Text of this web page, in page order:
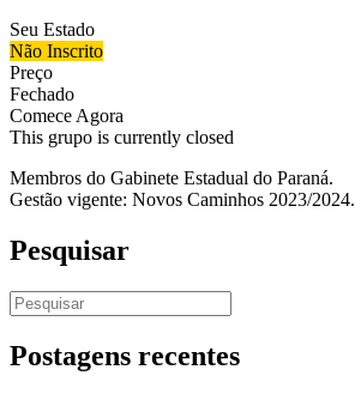
Seu Estado
Não Inscrito
Preço
Fechado
Comece Agora
This grupo is currently closed
Membros do Gabinete Estadual do Paraná.
Gestão vigente: Novos Caminhos 2023/2024.
Pesquisar
Pesquisar
por:
Postagens recentes